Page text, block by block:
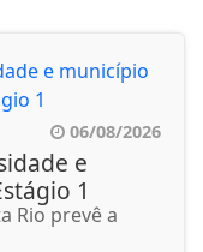
06/08/2026
e
1
Rio prevê a